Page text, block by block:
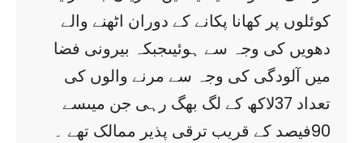
کوئلوں پر کھانا پکانے کے دوران اٹھنے والے
دھویں کی وجہ سے ہوئیںجبکہ بیرونی فضا
میں آلودگی کی وجہ سے مرنے والوں کی
تعداد 37لاکھ کے لگ بھگ رہی جن میںسے
90فیصد کے قریب ترقی پذیر ممالک تھے ۔